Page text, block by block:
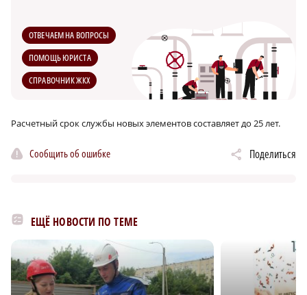
ОТВЕЧАЕМ НА ВОПРОСЫ
ПОМОЩЬ ЮРИСТА
СПРАВОЧНИК ЖКХ
Расчетный срок службы новых элементов составляет до 25 лет.
Сообщить об ошибке Поделиться
ЕЩЁ НОВОСТИ ПО ТЕМЕ